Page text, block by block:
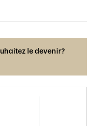
le devenir?